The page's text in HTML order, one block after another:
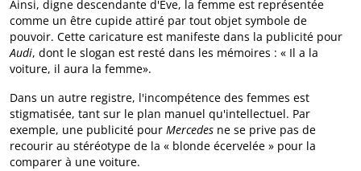
Ainsi, digne descendante d'Ève, la femme est représentée
comme un être cupide attiré par tout objet symbole de
pouvoir. Cette caricature est manifeste dans la publicité pour
Audi, dont le slogan est resté dans les mémoires : « Il a la
voiture, il aura la femme».
Dans un autre registre, l'incompétence des femmes est
stigmatisée, tant sur le plan manuel qu'intellectuel. Par
exemple, une publicité pour Mercedes ne se prive pas de
recourir au stéréotype de la « blonde écervelée » pour la
comparer à une voiture.